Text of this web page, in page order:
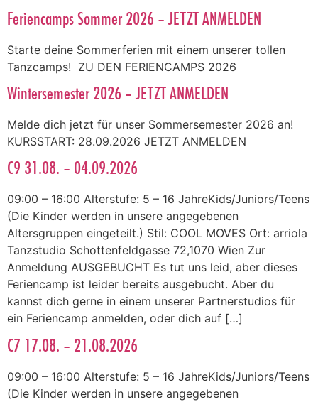
Feriencamps Sommer 2026 – JETZT ANMELDEN
Starte deine Sommerferien mit einem unserer tollen
Tanzcamps! ZU DEN FERIENCAMPS 2026
Wintersemester 2026 – JETZT ANMELDEN
Melde dich jetzt für unser Sommersemester 2026 an!
KURSSTART: 28.09.2026 JETZT ANMELDEN
C9 31.08. – 04.09.2026
09:00 – 16:00 Alterstufe: 5 – 16 JahreKids/Juniors/Teens
(Die Kinder werden in unsere angegebenen
Altersgruppen eingeteilt.) Stil: COOL MOVES Ort: arriola
Tanzstudio Schottenfeldgasse 72,1070 Wien Zur
Anmeldung AUSGEBUCHT Es tut uns leid, aber dieses
Feriencamp ist leider bereits ausgebucht. Aber du
kannst dich gerne in einem unserer Partnerstudios für
ein Feriencamp anmelden, oder dich auf […]
C7 17.08. – 21.08.2026
09:00 – 16:00 Alterstufe: 5 – 16 JahreKids/Juniors/Teens
(Die Kinder werden in unsere angegebenen